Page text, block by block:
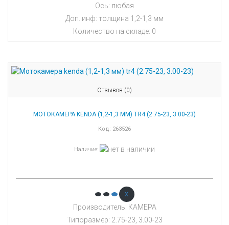
Ось: любая
Доп. инф: толщина 1,2-1,3 мм
Количество на складе: 0
Отзывов (0)
МОТОКАМЕРА KENDA (1,2-1,3 ММ) TR4 (2.75-23, 3.00-23)
Код: 263526
Наличие:
x
Производитель: КАМЕРА
Типоразмер: 2.75-23, 3.00-23